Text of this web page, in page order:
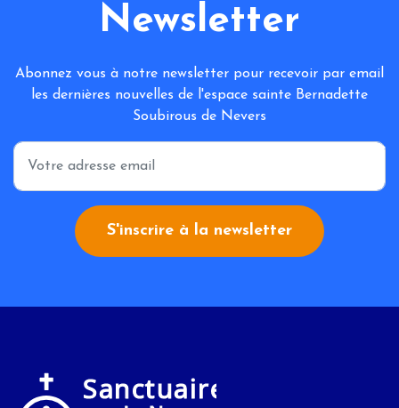
Newsletter
Abonnez vous à notre newsletter pour recevoir par email
les dernières nouvelles de l'espace sainte Bernadette
Soubirous de Nevers
*
S'inscrire à la newsletter